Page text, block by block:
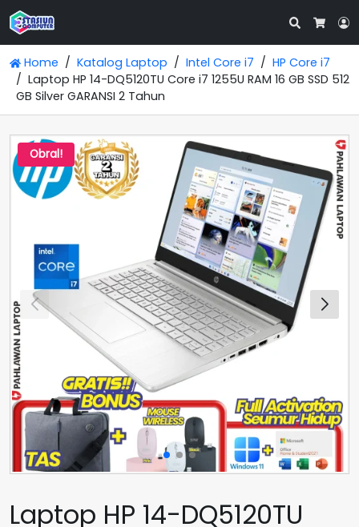
Search
Home Katalog Laptop Intel Core i7
HP Core i7
Laptop HP 14-DQ5120TU Core i7 1255U RAM 16 GB SSD 512
GB Silver GARANSI 2 Tahun
Obral!
Laptop HP 14-DQ5120TU